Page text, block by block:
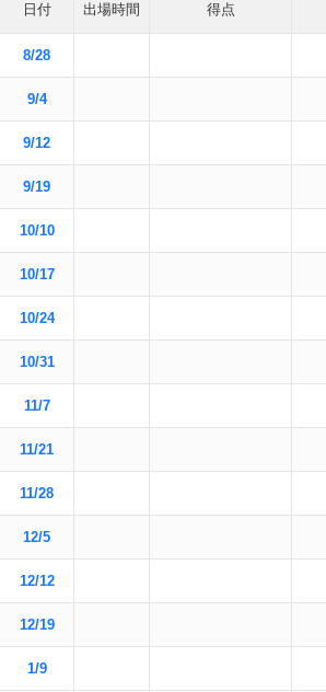
日付 出場時間 得点
8/28
9/4
9/12
9/19
10/10
10/17
10/24
10/31
11/7
11/21
11/28
12/5
12/12
12/19
1/9